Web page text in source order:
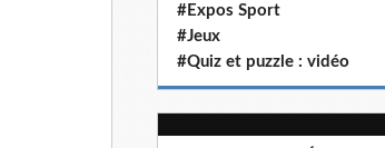
#Expos Sport
#Jeux
#Quiz et puzzle : vidéo